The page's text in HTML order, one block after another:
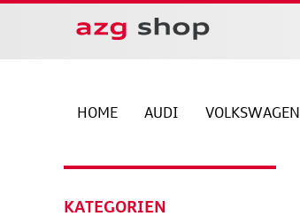
HOME AUDI VOLKSWAGEN
KATEGORIEN